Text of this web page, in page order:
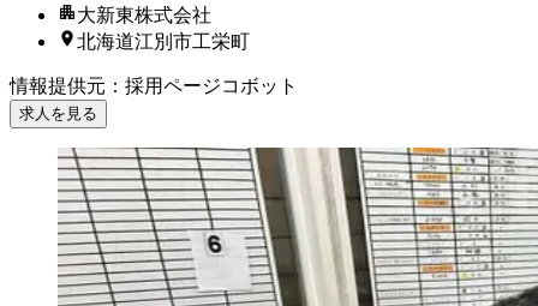
大新東株式会社
北海道江別市工栄町
情報提供元 ： 採用ページコボット
求人を見る